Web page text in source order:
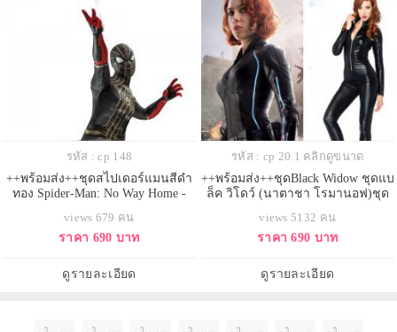
รหัส : cp 148
++พร้อมส่ง++ชุดสไปเดอร์แมนสีดำ
ทอง Spider-Man: No Way Home -
views 679 คน
ราคา 690 บาท
ดูรายละเอียด
รหัส : cp 20.1 คลิกดูขนาด
++พร้อมส่ง++ชุดBlack Widow ชุดแบ
ล็ค วิโดว์ (นาตาชา โรมานอฟ)ชุด
views 5132 คน
ราคา 690 บาท
ดูรายละเอียด